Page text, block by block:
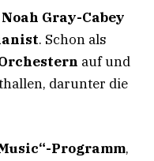
Noah Gray-Cabey
. Schon als
auf und
darunter die
Programm,